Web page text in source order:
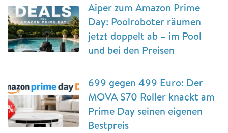
Aiper zum Amazon Prime
Day: Poolroboter räumen
jetzt doppelt ab – im Pool
und bei den Preisen
699 gegen 499 Euro: Der
MOVA S70 Roller knackt am
Prime Day seinen eigenen
Bestpreis